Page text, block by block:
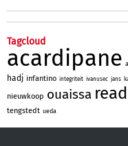
Tagcloud
acardipane
hadj infantino integriteit ivanusec jans
nieuwkoop ouaissa read
tengstedt ueda